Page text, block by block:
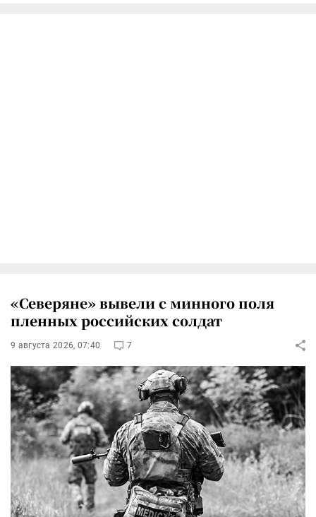
«Северяне» вывели с минного поля
пленных российских солдат
9 августа 2026, 07:40 7